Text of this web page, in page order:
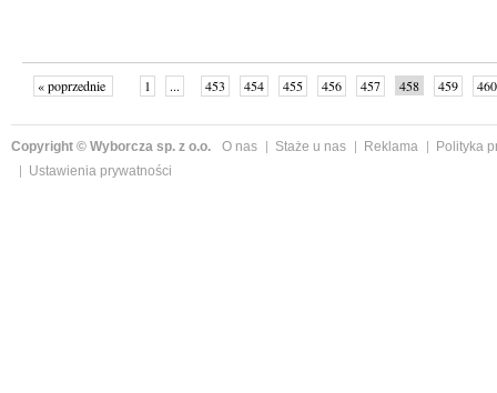
« poprzednie 1 ... 453 454 455 456 457 458 459
460
Copyright © Wyborcza sp. z o.o. O nas Staże u nas Reklama
Polityka
Ustawienia prywatności